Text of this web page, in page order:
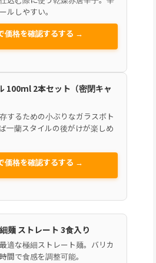
ルしやすい。
価格を確認するする →
100ml 2本セット（密閉キャ
するための小ぶりなガラスボト
一蘭スタイルの後がけが楽しめ
価格を確認するする →
麺 ストレート 3食入り
適な極細ストレート麺。バリカ
間で食感を調整可能。